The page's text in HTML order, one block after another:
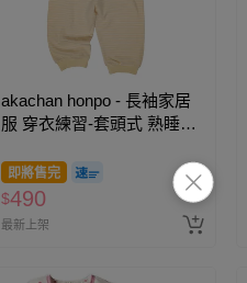
akachan honpo - 長袖家居
服 穿衣練習-套頭式 熟睡綿
即將售完
$490
最新上架